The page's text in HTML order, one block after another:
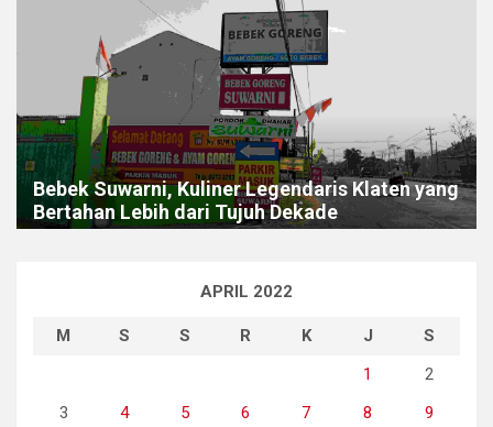
Bebek Suwarni, Kuliner Legendaris Klaten yang
Bertahan Lebih dari Tujuh Dekade
APRIL 2022
M S S R K J
S
1
2
3
4 5 6 7 8
9